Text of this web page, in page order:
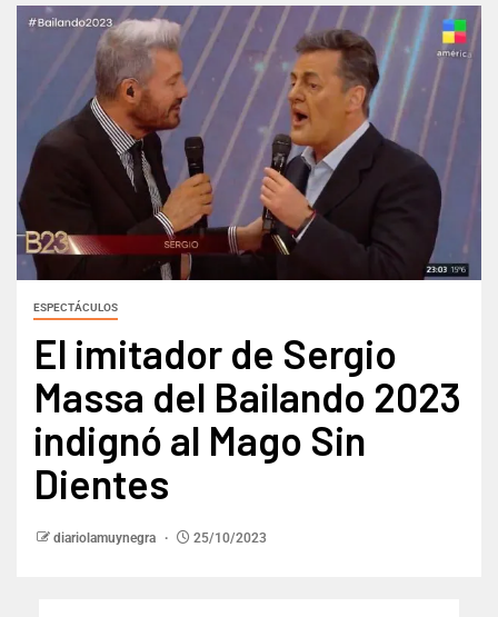
ESPECTÁCULOS
El imitador de Sergio
Massa del Bailando 2023
indignó al Mago Sin
Dientes
diariolamuynegra 25/10/2023